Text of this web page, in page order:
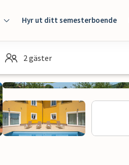
Hyr ut ditt semesterboende
2 gäster